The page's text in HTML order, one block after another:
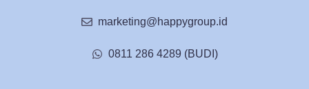
marketing@happygroup.id
0811 286 4289 (BUDI)